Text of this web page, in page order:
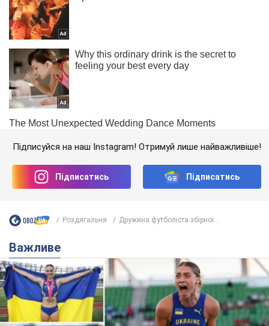
Підписуйся на наш Instagram! Отримуй лише найважливіше!
Підписатись Підписатись
Роздягальня Дружина футболіста збірної...
Важливе